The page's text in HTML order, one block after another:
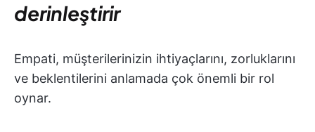
derinleştirir
Empati, müşterilerinizin ihtiyaçlarını, zorluklarını
ve beklentilerini anlamada çok önemli bir rol
oynar.